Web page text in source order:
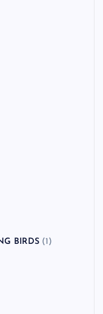
BIRDS(1)